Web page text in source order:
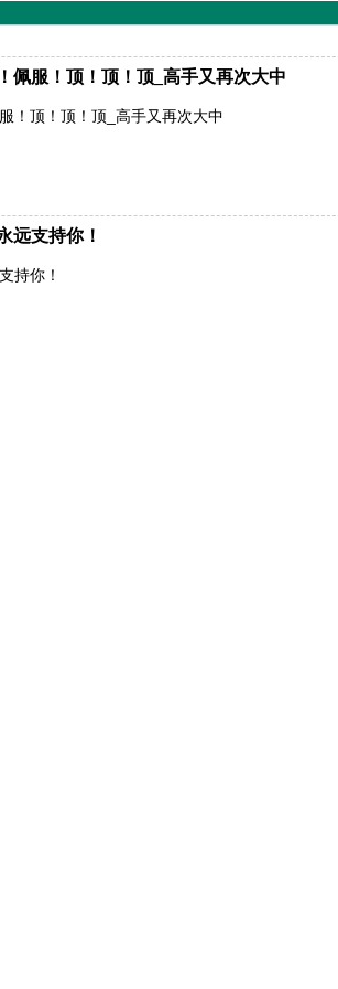
佩服！顶！顶！顶_高手又再次大中
！顶！顶！顶_高手又再次大中
远支持你！
持你！